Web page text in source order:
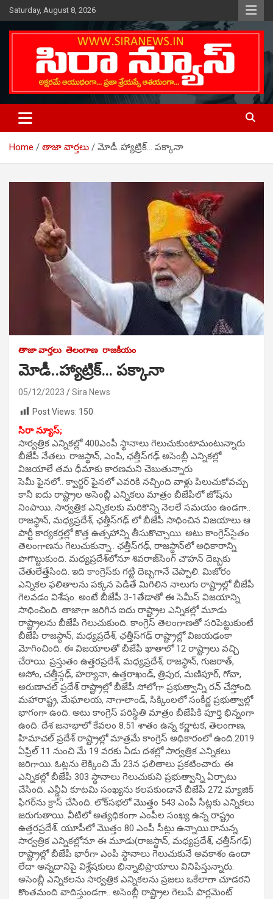
Skip
to
content
Saturday, August 8, 2026
SIRA NEWS
Telugu Online News Daily
Home తాజా వార్తలు మోడీ..హ్యాట్రిక్… పక్కానా
తాజా వార్తలు తెలంగాణ రాజకీయం
మోడీ..హ్యాట్రిక్… పక్కానా
05/12/2023
Sira News
Post Views: 150
సిరా న్యూస్;
సార్వత్రిక ఎన్నికల్లో 400ఎంపీ స్థానాలు గెలుచుకుంటామంటున్నారు
బీజేపీ నేతలు. రాజస్థాన్‌, ఎంపి, ఛత్తీస్‌గఢ్‌ అసెంబ్లీ ఎన్నికల్లో
విజయాలే తమ ధీమాకు కారణమని చెబుతున్నారు
సెమీ ఫైనలో.. క్వార్టర్‌ ఫైనలో ఎవరికి నచ్చింది వాళ్లు పిలుచుకోవచ్చు
కానీ ఐదు రాష్ట్రాల అసెంబ్లీ ఎన్నికలు మాత్రం బీజేపీలో జోష్‌ను
నింపాయి. సార్వత్రిక ఎన్నికలకు మరికొన్ని నెలలే సమయం ఉండగా..
రాజస్థాన్‌, మధ్యప్రదేశ్‌, ఛత్తీస్‌గఢ్ లో బీజేపీ సాధించిన విజయాలు ఆ
పార్టీ కార్యకర్తల్లో కొత్త ఉత్సహాన్ని తీసుకొచ్చాయి. అటు కాంగ్రెస్‌సైతం
తెలంగాణను గెలుచుకున్నా.. ఛత్తీస్‌గఢ్‌, రాజస్థాన్‌లో అధికారాన్ని
పొగొట్టుకుంది. మధ్యప్రదేశ్‌లోనూ శివరాజ్‌సింగ్‌ చౌహన్‌ దెబ్బకు
చేతులేత్తేసింది. ఇది కాంగ్రెస్‌కు గట్టి దెబ్బగానే చెప్పాలి. మిజోరం
ఎన్నికల ఫలితాలను పక్కన పెడితే మిగిలిన నాలుగు రాష్ట్రాల్లో బీజేపీ
గెలవడం విశేషం. అంటే బీజేపీ 3-1తేడాతో ఈ సెమీస్‌ విజయాన్ని
సాధించింది. తాజాగా జరిగిన ఐదు రాష్ట్రాల ఎన్నికల్లో మూడు
రాష్ట్రాలను బీజేపీ గెలుచుకుంది. కాంగ్రెస్‌ తెలంగాణతో సరిపెట్టుకుంటే
బీజేపీ రాజస్థాన్‌, మధ్యప్రదేశ్‌, ఛత్తీస్‌గఢ్‌ రాష్ట్రాల్లో విజయఢంకా
మోగించింది. ఈ విజయాలతో బీజేపీ ఖాతాలో 12 రాష్ట్రాలు వచ్చి
చేరాయి. ప్రస్తుతం ఉత్తరప్రదేశ్, మధ్యప్రదేశ్, రాజస్థాన్, గుజరాత్,
అసోం, చత్తీస్గఢ్, హర్యానా, ఉత్తరాఖండ్, త్రిపుర, మణిపూర్, గోవా,
అరుణాచల్ ప్రదేశ్ రాష్ట్రాల్లో బీజేపీ సోలోగా ప్రభుత్వాన్ని రన్‌ చేస్తోంది.
మహారాష్ట్ర, మేఘాలయ, నాగాలాండ్, సిక్కింలలో సంకీర్ణ ప్రభుత్వాల్లో
భాగంగా ఉంది. అటు కాంగ్రెస్‌ పరిస్థితి మాత్రం బీజేపీకి పూర్తి భిన్నంగా
ఉంది. దేశ జనాభాలో కేవలం 8.51 శాతం ఉన్న కర్ణాటక, తెలంగాణ,
హిమాచల్ ప్రదేశ్ రాష్ట్రాల్లో మాత్రమే కాంగ్రెస్ అధికారంలో ఉంది.2019
ఏప్రిల్ 11 నుంచి మే 19 వరకు ఏడు దశల్లో సార్వత్రిక ఎన్నికలు
జరిగాయి. ఓట్లను లెక్కించి మే 23న ఫలితాలు ప్రకటించారు. ఈ
ఎన్నికల్లో బీజేపీ 303 స్థానాలు గెలుచుకుని ప్రభుత్వాన్ని ఏర్పాటు
చేసింది. ఎన్డీఏ కూటమి సంఖ్యను కలపకుండానే బీజేపీ 272 మ్యాజిక్‌
ఫిగర్‌ను క్రాస్ చేసింది. లోక్‌సభలో మొత్తం 543 ఎంపీ సీట్లకు ఎన్నికలు
జరుగుతాయి. వీటిలో అత్యధికంగా ఎంపీల సంఖ్య ఉన్న రాష్ట్రం
ఉత్తరప్రదేశ్‌. యూపీలో మొత్తం 80 ఎంపీ సీట్లు ఉన్నాయి.రానున్న
సార్వత్రిక ఎన్నికల్లోనూ ఈ మూడు(రాజస్థాన్‌, మధ్యప్రదేశ్‌, ఛత్తీస్‌గఢ్‌)
రాష్ట్రాల్లో బీజేపీ భారీగా ఎంపీ స్థానాలు గెలుచుకునే అవకాశం ఉందా
లేదా అన్నదానిపై విశ్లేషకులు భిన్నాభిప్రాయాలు వినిపిస్తున్నారు.
అసెంబ్లీ ఎన్నికలను సార్వత్రిక ఎన్నికలను ప్రజలు ఒకేలాగా చూడరని
కొంతమంది వాదిస్తుండగా.. అసెంబ్లీ రాష్ట్రాల గెలుపే పార్లమెంట్‌